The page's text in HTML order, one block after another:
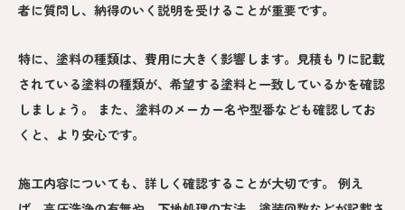
者に質問し、納得のいく説明を受けることが重要です。
特に、塗料の種類は、費用に大きく影響します。見積もりに記載
されている塗料の種類が、希望する塗料と一致しているかを確認
しましょう。 また、塗料のメーカー名や型番なども確認してお
くと、より安心です。
施工内容についても、詳しく確認することが大切です。 例え